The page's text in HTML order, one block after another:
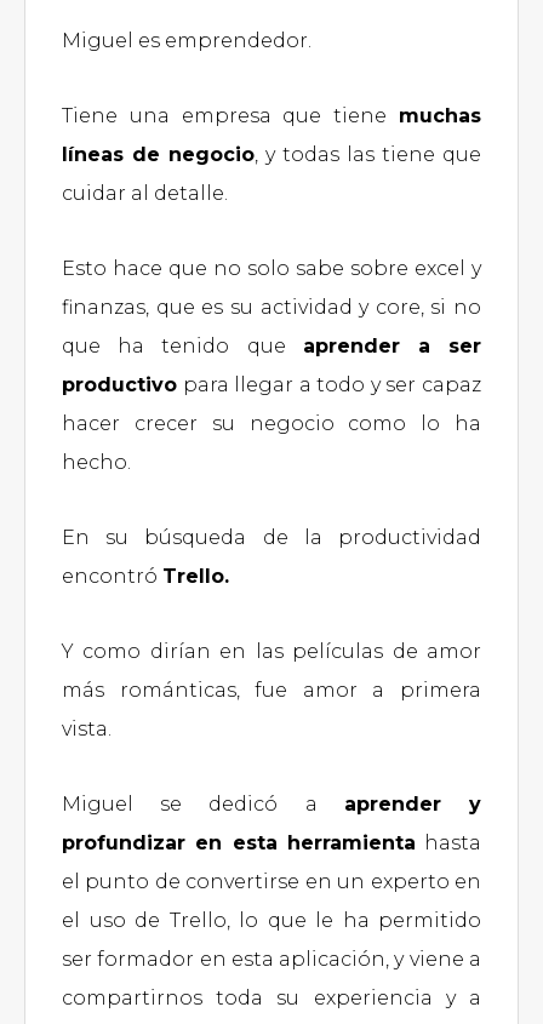
Miguel es emprendedor.
Tiene una empresa que tiene muchas
líneas de negocio, y todas las tiene que
cuidar al detalle.
Esto hace que no solo sabe sobre excel y
finanzas, que es su actividad y core, si no
que ha tenido que aprender a ser
productivo para llegar a todo y ser capaz
hacer crecer su negocio como lo ha
hecho.
En su búsqueda de la productividad
encontró Trello.
Y como dirían en las películas de amor
más románticas, fue amor a primera
vista.
Miguel se dedicó a aprender y
profundizar en esta herramienta hasta
el punto de convertirse en un experto en
el uso de Trello, lo que le ha permitido
ser formador en esta aplicación, y viene a
compartirnos toda su experiencia y a